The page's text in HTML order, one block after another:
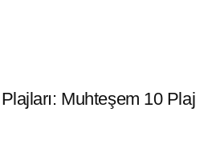
Muhteşem 10 Plaj